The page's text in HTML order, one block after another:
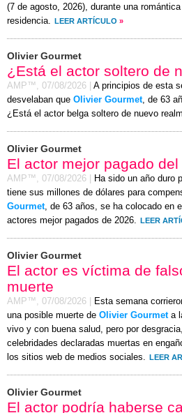
(7 de agosto, 2026), durante una
residencia.
LEER ARTÍCULO »
Olivier Gourmet
¿Está el actor soltero de
AMP™, 07/08/2026
A principios de esta
desvelaban que Olivier Gourmet, de 63
¿Está el actor belga soltero de nuevo
Olivier Gourmet
El actor mejor pagado del
AMP™, 07/08/2026
Ha sido un año duro
tiene sus millones de dólares para
Gourmet, de 63 años, se ha colocado en
actores mejor pagados de 2026.
LEER
Olivier Gourmet
El actor es víctima de
muerte
AMP™, 07/08/2026
Esta semana
una posible muerte de Olivier Gourmeta
vivo y con buena salud, pero por
celebridades declaradas muertas en
los sitios web de medios sociales.
LEER
Olivier Gourmet
El actor podría haberse